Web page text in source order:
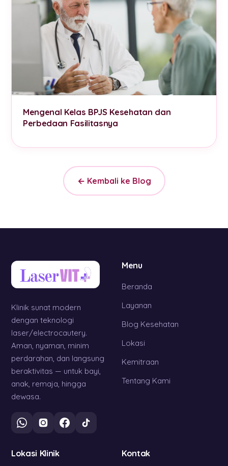
Mengenal Kelas BPJS Kesehatan dan
Perbedaan Fasilitasnya
← Kembali ke Blog
Klinik sunat modern
dengan teknologi
laser/electrocautery.
Aman, nyaman, minim
perdarahan, dan langsung
beraktivitas — untuk bayi,
anak, remaja, hingga
dewasa.
Menu
Beranda
Layanan
Blog Kesehatan
Lokasi
Kemitraan
Tentang Kami
Lokasi Klinik Kontak